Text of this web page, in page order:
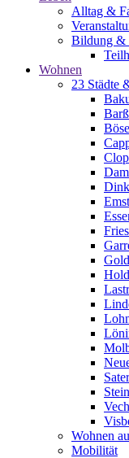
Alltag &
Bildung &
Wohnen
23 Städte
Wohnen
Mobilität